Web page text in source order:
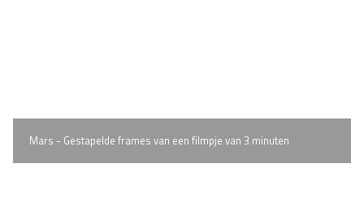
Mars - Gestapelde frames van een filmpje van 3 minuten